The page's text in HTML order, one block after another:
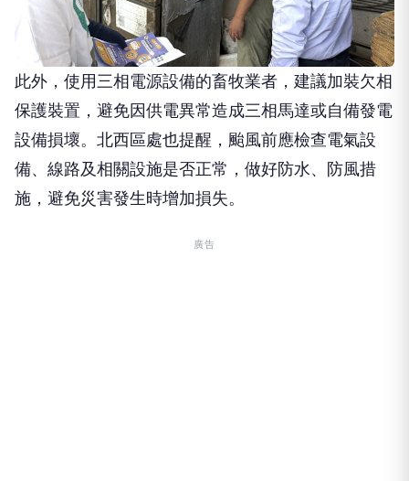
此外，使用三相電源設備的畜牧業者，建議加裝欠相
保護裝置，避免因供電異常造成三相馬達或自備發電
設備損壞。北西區處也提醒，颱風前應檢查電氣設
備、線路及相關設施是否正常，做好防水、防風措
施，避免災害發生時增加損失。
廣告